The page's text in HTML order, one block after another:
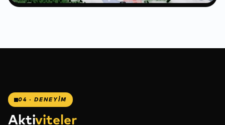
❅
❅
04 · DENEYİM
Aktiviteler